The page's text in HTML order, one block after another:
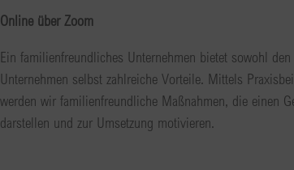
Online über Zoom
Ein familienfreundliches Unternehmen bietet sowohl
Unternehmen selbst zahlreiche Vorteile. Mittels
werden wir familienfreundliche Maßnahmen, die einen
darstellen und zur Umsetzung motivieren.